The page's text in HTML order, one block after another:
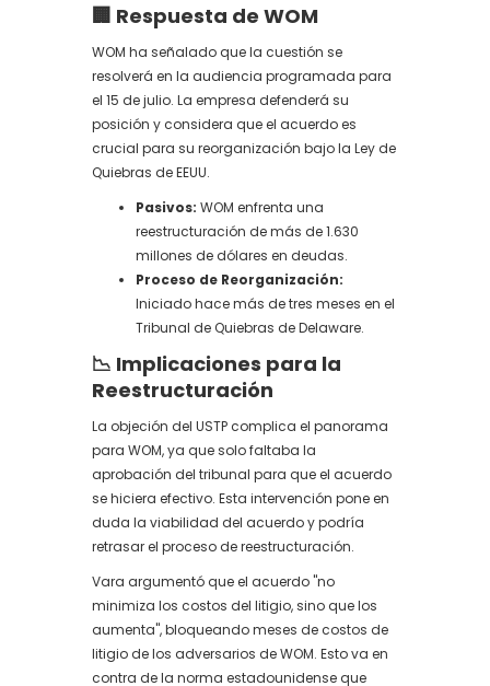
🏢 Respuesta de WOM
WOM ha señalado que la cuestión se
resolverá en la audiencia programada para
el 15 de julio. La empresa defenderá su
posición y considera que el acuerdo es
crucial para su reorganización bajo la Ley de
Quiebras de EEUU.
Pasivos: WOM enfrenta una
reestructuración de más de 1.630
millones de dólares en deudas.
Proceso de Reorganización:
Iniciado hace más de tres meses en el
Tribunal de Quiebras de Delaware.
📉 Implicaciones para la
Reestructuración
La objeción del USTP complica el panorama
para WOM, ya que solo faltaba la
aprobación del tribunal para que el acuerdo
se hiciera efectivo. Esta intervención pone en
duda la viabilidad del acuerdo y podría
retrasar el proceso de reestructuración.
Vara argumentó que el acuerdo "no
minimiza los costos del litigio, sino que los
aumenta", bloqueando meses de costos de
litigio de los adversarios de WOM. Esto va en
contra de la norma estadounidense que